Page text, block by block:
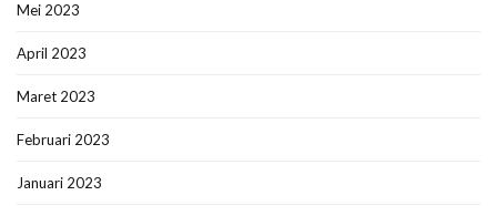
Mei 2023
April 2023
Maret 2023
Februari 2023
Januari 2023